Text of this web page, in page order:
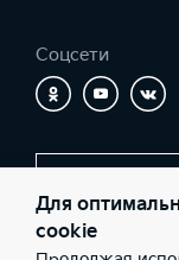
Соцсети
Для
cookie